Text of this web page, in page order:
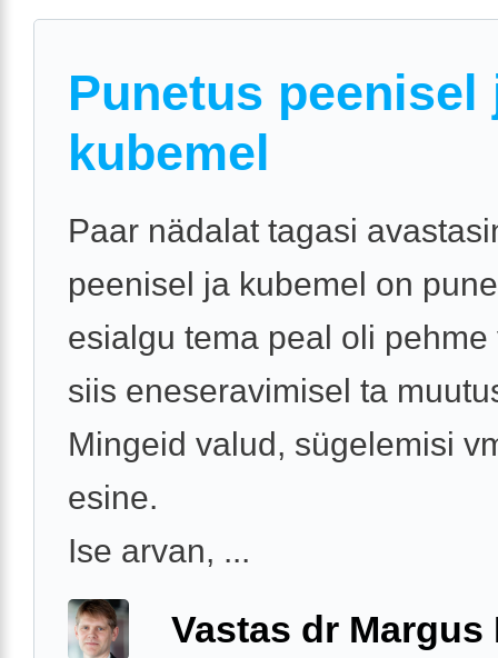
Punetus peenisel
kubemel
Paar nädalat tagasi
peenisel ja kubemel on
esialgu tema peal oli pehme
siis eneseravimisel ta
Mingeid valud, sügelemisi
esine.
Ise arvan, ...
Vastas dr Margus